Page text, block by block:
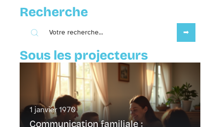
Recherche
Sous les projecteurs
1 janvier 1970
Communication familiale :